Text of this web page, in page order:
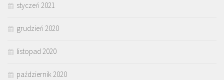
styczeń 2021
grudzień 2020
listopad 2020
październik 2020